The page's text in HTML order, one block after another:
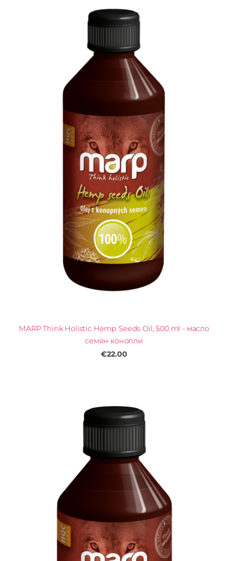
MARP Think Holistic Hemp Seeds Oil, 500 ml - масло
семян конопли
€22.00